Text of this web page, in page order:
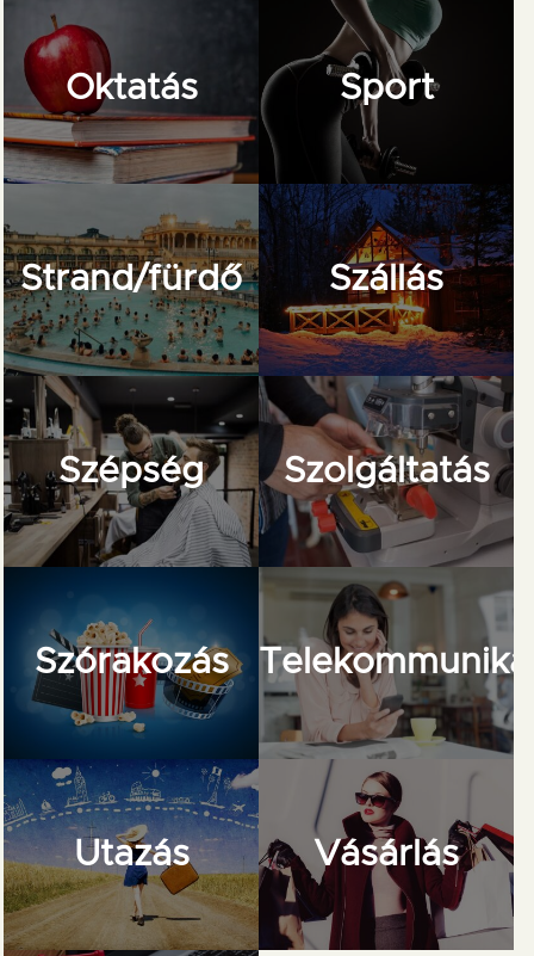
Oktatás Sport
Strand/fürdő Szállás
Szépség Szolgáltatás
Szórakozás
Utazás Vásárlás